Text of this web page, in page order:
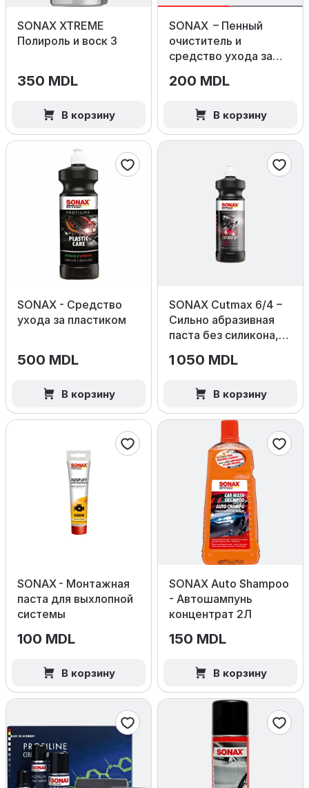
SONAX XTREME
Полироль и воск 3
350 MDL
В корзину
SONAX – Пенный
очиститель и
средство ухода за
200 MDL
В корзину
SONAX - Средство
ухода за пластиком
500 MDL
В корзину
SONAX Cutmax 6/4 –
Сильно абразивная
паста без силикона,
1 050 MDL
В корзину
SONAX - Монтажная
паста для выхлопной
системы
100 MDL
В корзину
SONAX Auto Shampoo
- Автошампунь
концентрат 2Л
150 MDL
В корзину